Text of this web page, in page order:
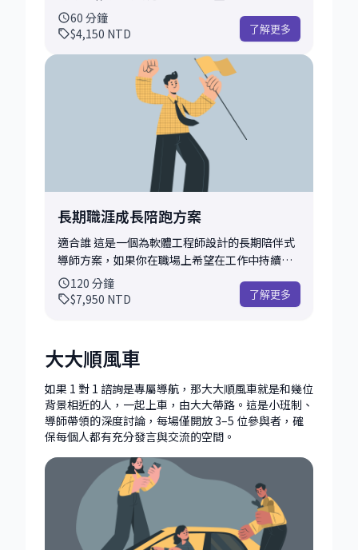
義也沒關係，我們可以一起釐清、拆解你的想
法。 為了讓 30 分鐘更高效，我在會前會花一些
時間來： • 了解你的背景 • 針對你提出的具體
挑戰，準備探究問題與參考框架 諮詢流程（總時
長 30 分鐘） • 快速釐清背景與當前狀況 • 聚焦
核心問題並檢視可能路徑 • 提供具體可行的建
議、思考框架與下一步行動 會後你可以帶走： •
一個明確可行的下一步建議 • 我的觀察與客觀回
饋（依據你當下提供的資訊） • 後續可行的發展
方向，或是否適合安排進一步的深入諮詢 這個諮
詢非常適合正在思考中、或希望先感受看看
內給你帶來清晰與行動力！
望重新整理目標、規劃下一步行動的人。無論你
已在業界工作多年，或是剛進入科技產業不久，
適合參加這堂諮詢。 我們會從你的背景、經驗、
技能與價值觀出發，盤點目前的挑戰與機會，一
起釐清你的長期願景、短期目標與可能路徑，並
建立一份實際可行的策略地圖。 這個諮詢常見的
應用情境包括： • 想從 IC 轉職為管理職，但不
確定自己準備好了沒 • 感覺職涯卡關多年，想找
到突破現狀的可能性 • 想轉職到不同產業／不同
國家，不知道如何準備 • 剛拿到 offer 或升遷機
會，想做出更長遠的規劃 • 工作太久處於
autopilot 狀態，想重新找回熱情與意義 • 有其
他任何與科技職涯相關的問題 我會協助你梳理思
考，建構清晰的職涯目標結構，並根據你的個人
情境提供資源與具體建議，例如技能補強建議、
進修與轉職策略、建立個人品牌、內部晉升規劃
針對你提出的挑戰或疑問，進行更多資料收集 •
擬定客製化問題架構與資源推薦清單 諮談流程
（總時長 60 分鐘） • 從背景、經驗、技能與價
值觀出發，盤點目前的挑戰與機會 • 釐清長期願
景、短期目標與可行路徑 • 建立一份實際可行的
策略地圖 諮詢後你可以帶走： • 拆解過的問題架
後續可行的發展方向 如果有需要，也可討論是否
安排後續追蹤諮詢 這個諮詢適合想「停下腳步、
重新校準方向」的你。 讓我們一起把模糊的想法
變成清晰的計畫，幫助你更有掌握地走向下一個
職涯階段。
60 分鐘
$4,150 NTD 了解更多
長期職涯成長陪跑方案
適合誰 這是一個為軟體工程師設計的長期陪伴式
導師方案，如果你在職場上希望在工作中持續精
進、拓展影響力、規劃未來方向，這個方案會很
適合你。 相較於一次性的單堂諮詢，這個方案提
前進。 如果你遇到下面的情況之一，這會是非常
適合你的方案： • 工作遇到瓶頸（方向不明、角
色模糊、不確定什麼是「對的努力」） • 新工作
onboarding，想加速適應、建立影響力 • 想提
升溝通、向上管理、跨部門合作 • 在思考下一個
職涯階段：IC？Tech Lead？轉管理？ • 想要有
人持續陪你整理思路，而不是孤軍奮戰 這個方案
比較像你的長期職涯導師，陪你一起走，而不是
解決單次問題而已。 你會得到什麼（方案內容）
• 4 次 1 對 1 諮詢（每次 30 分鐘） 頻率可彈性
調整：每週、每兩週、每月都可，依你的 pace 安
排。 • 一對一深度討論，主題彈性，可依你的階
120 分鐘
$7,950 NTD 了解更多
大大順風車
如果 1 對 1 諮詢是專屬導航，那大大順風車就是和幾位
背景相近的人，一起上車，由大大帶路。這是小班制、
導師帶領的深度討論，每場僅開放 3–5 位參與者，確
保每個人都有充分發言與交流的空間。